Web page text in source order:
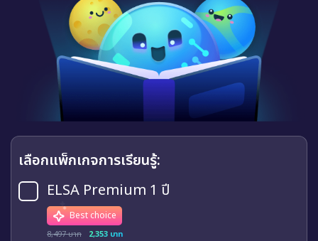
เลือกแพ็กเกจการเรียนรู้:
ELSA Premium 1 ปี
Best choice
8,497 บาท 2,353 บาท